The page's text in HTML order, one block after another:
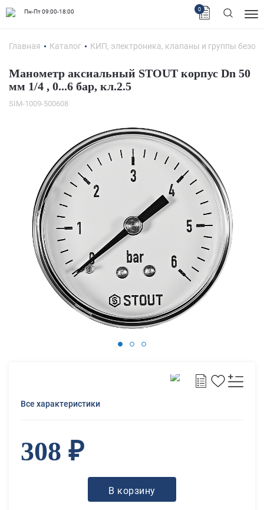
Пн-Пт 09:00-18:00 0
Главная Каталог КИП, электроника, клапаны и группы
Манометр аксиальный STOUT корпус Dn 50
мм 1/4 , 0...6 бар, кл.2.5
SIM-1009-500608
Все характеристики
308 ₽
В корзину